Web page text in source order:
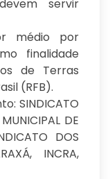
servir
médio por
finalidade
de Terras
(RFB).
SINDICATO
DE
DOS
INCRA,